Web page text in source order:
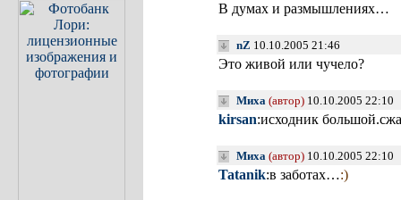
В думах и размышлениях…
nZ 10.10.2005 21:46
Это живой или чучело?
Миха (автор) 10.10.2005 22:10
kirsan:исходник
Миха (автор) 10.10.2005 22:10
Tatanik:в заботах…:)